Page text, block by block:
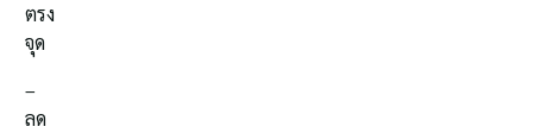
ตรง
จุด
–
ลด